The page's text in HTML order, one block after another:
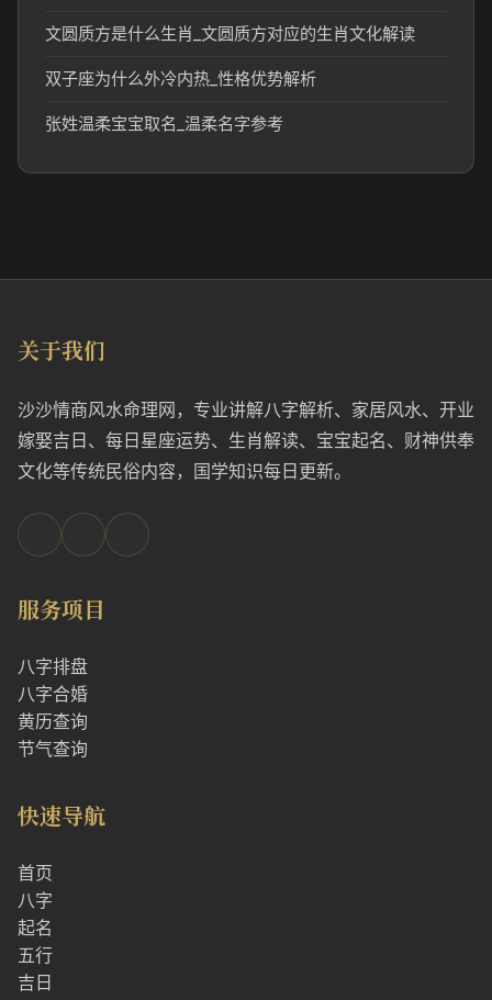
文圆质方是什么生肖_文圆质方对应的生肖文化解读
双子座为什么外冷内热_性格优势解析
张姓温柔宝宝取名_温柔名字参考
关于我们
沙沙情商风水命理网，专业讲解八字解析、家居风水、开业
嫁娶吉日、每日星座运势、生肖解读、宝宝起名、财神供奉
文化等传统民俗内容，国学知识每日更新。
服务项目
八字排盘
八字合婚
黄历查询
节气查询
快速导航
首页
八字
起名
五行
吉日